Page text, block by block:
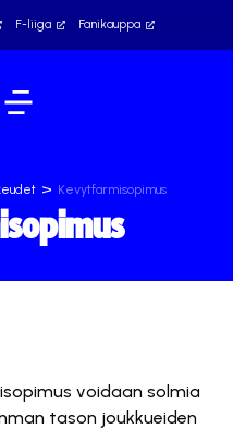
F-liiga Fanikauppa
> Kevytfarmisopimus
voidaan solmia
tason joukkueiden